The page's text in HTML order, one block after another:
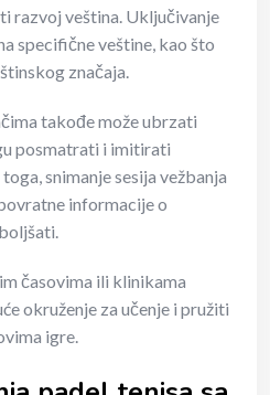
razvoj veština. Uključivanje
specifične veštine, kao što
značaja.
takođe može ubrzati
posmatrati i imitirati
snimanje sesija vežbanja
informacije o
časovima ili klinikama
okruženje za učenje i pružiti
igre.